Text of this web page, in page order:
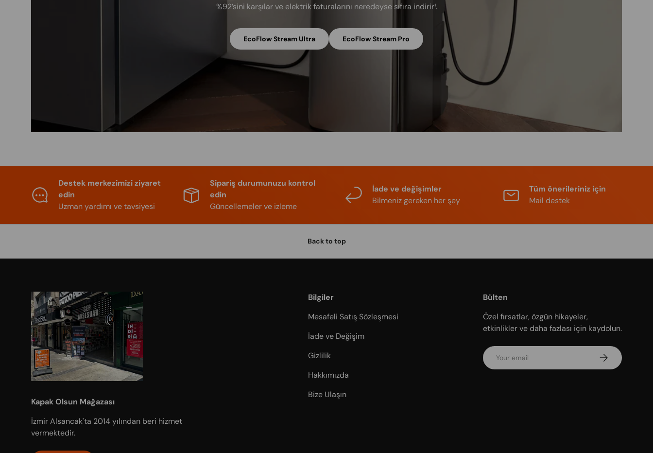
%92’sini karşılar ve elektrik faturalarını neredeyse sıfıra indirir¹.
EcoFlow Stream Ultra EcoFlow Stream Pro
Destek merkezimizi ziyaret
edin
Uzman yardımı ve tavsiyesi
Sipariş durumunuzu kontrol
edin
Güncellemeler ve izleme
İade ve değişimler
Bilmeniz gereken her şey
Tüm önerileriniz için
Mail destek
Back to top
Kapak Olsun Mağazası
İzmir Alsancak'ta 2014 yılından beri hizmet
vermektedir.
Bilgiler
Mesafeli Satış Sözleşmesi
İade ve Değişim
Gizlilik
Hakkımızda
Bize Ulaşın
Bülten
Özel fırsatlar, özgün hikayeler,
etkinlikler ve daha fazlası için kaydolun.
Email Subscribe